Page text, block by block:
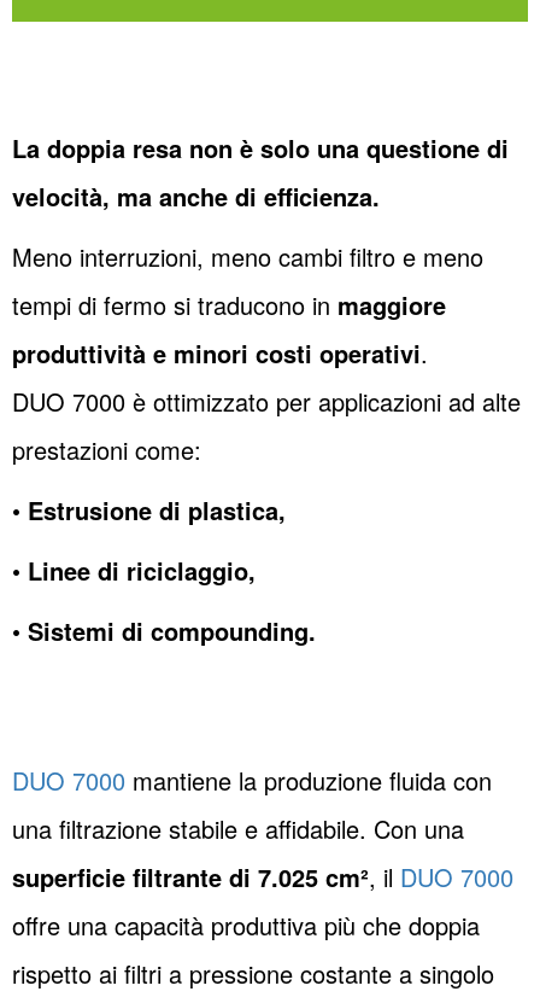
La doppia resa non è solo una questione di
velocità, ma anche di efficienza.
Meno interruzioni, meno cambi filtro e meno
tempi di fermo si traducono in maggiore
produttività e minori costi operativi.
DUO 7000 è ottimizzato per applicazioni ad alte
prestazioni come:
• Estrusione di plastica,
• Linee di riciclaggio,
• Sistemi di compounding.
DUO 7000 mantiene la produzione fluida con
una filtrazione stabile e affidabile. Con una
superficie filtrante di 7.025 cm², il DUO 7000
offre una capacità produttiva più che doppia
rispetto ai filtri a pressione costante a singolo